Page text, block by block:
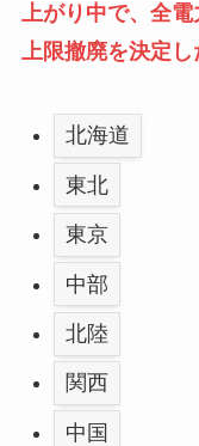
上がり中で、全電
上限撤廃を決定
北海道
東北
東京
中部
北陸
関西
中国